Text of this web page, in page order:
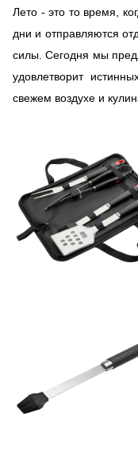
Лето - это то время,
дни и отправляются
силы. Сегодня мы
удовлетворит
свежем воздухе и